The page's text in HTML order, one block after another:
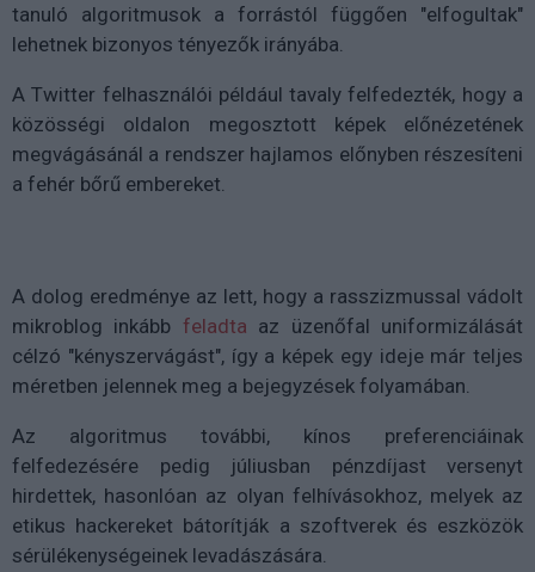
tanuló algoritmusok a forrástól függően "elfogultak"
lehetnek bizonyos tényezők irányába.
A Twitter felhasználói például tavaly felfedezték, hogy a
közösségi oldalon megosztott képek előnézetének
megvágásánál a rendszer hajlamos előnyben részesíteni
a fehér bőrű embereket.
A dolog eredménye az lett, hogy a rasszizmussal vádolt
mikroblog inkább feladta az üzenőfal uniformizálását
célzó "kényszervágást", így a képek egy ideje már teljes
méretben jelennek meg a bejegyzések folyamában.
Az algoritmus további, kínos preferenciáinak
felfedezésére pedig júliusban pénzdíjast versenyt
hirdettek, hasonlóan az olyan felhívásokhoz, melyek az
etikus hackereket bátorítják a szoftverek és eszközök
sérülékenységeinek levadászására.